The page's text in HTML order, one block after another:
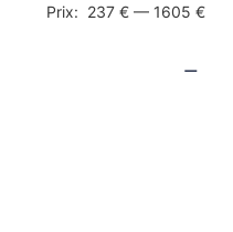
Prix: 237 € — 1605 €